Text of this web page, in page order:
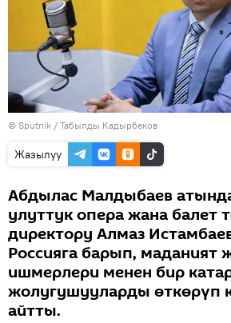
© Sputnik / Табылды Кадырбеков
Жазылуу
Абдылас Малдыбаев
улуттук опера жана балет
директору Алмаз
Россияга барып, маданият
ишмерлери менен бир
жолугушууларды өткөрүп
айтты.